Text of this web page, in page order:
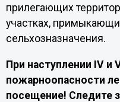
прилегающих
участках,
сельхозназначения.
При наступлении IVи
пожарноопасности
посещение! Следите